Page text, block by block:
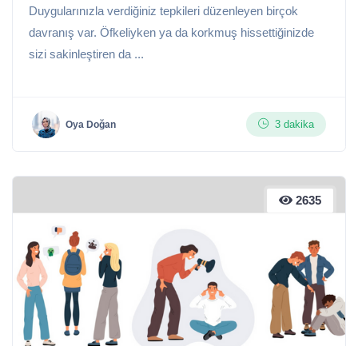
Duygularınızla verdiğiniz tepkileri düzenleyen birçok
davranış var. Öfkeliyken ya da korkmuş hissettiğinizde
sizi sakinleştiren da ...
Oya Doğan 3 dakika
2635